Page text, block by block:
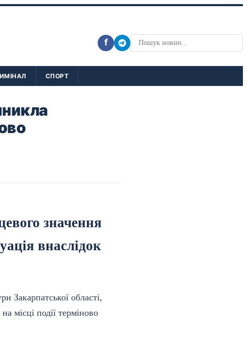
f
СПОРТ
значення
внаслідок
Закарпатської області,
місці події терміново